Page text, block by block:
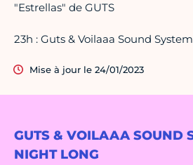
GUTS & VOILAAA SOUND
NIGHT LONG
"Estrellas" de GUTS
23h : Guts & Voilaaa Sound
Mise à jour le 24/01/2023